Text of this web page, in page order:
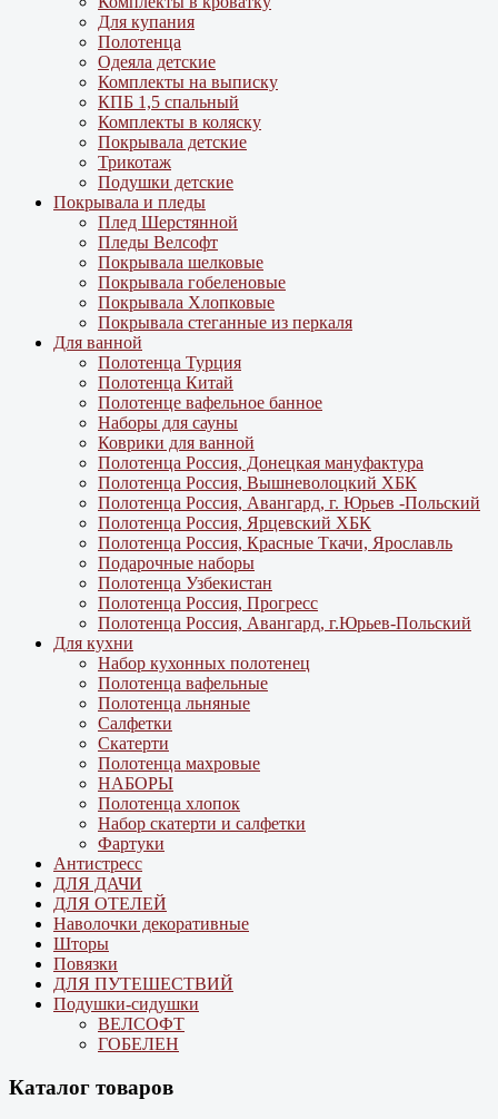
Для купания
Полотенца
Одеяла детские
Комплекты на выписку
КПБ 1,5 спальный
Комплекты в коляску
Покрывала детские
Трикотаж
Подушки детские
Покрывала и пледы
Плед Шерстянной
Пледы Велсофт
Покрывала шелковые
Покрывала гобеленовые
Покрывала Хлопковые
Покрывала стеганные из перкаля
Для ванной
Полотенца Турция
Полотенца Китай
Полотенце вафельное банное
Наборы для сауны
Коврики для ванной
Полотенца Россия, Донецкая мануфактура
Полотенца Россия, Вышневолоцкий ХБК
Полотенца Россия, Авангард, г. Юрьев -Польский
Полотенца Россия, Ярцевский ХБК
Полотенца Россия, Красные Ткачи, Ярославль
Подарочные наборы
Полотенца Узбекистан
Полотенца Россия, Прогресс
Полотенца Россия, Авангард, г.Юрьев-Польский
Для кухни
Набор кухонных полотенец
Полотенца вафельные
Полотенца льняные
Салфетки
Скатерти
Полотенца махровые
НАБОРЫ
Полотенца хлопок
Набор скатерти и салфетки
Фартуки
Антистресс
ДЛЯ ДАЧИ
ДЛЯ ОТЕЛЕЙ
Наволочки декоративные
Шторы
Повязки
ДЛЯ ПУТЕШЕСТВИЙ
Подушки-сидушки
ВЕЛСОФТ
ГОБЕЛЕН
Каталог товаров